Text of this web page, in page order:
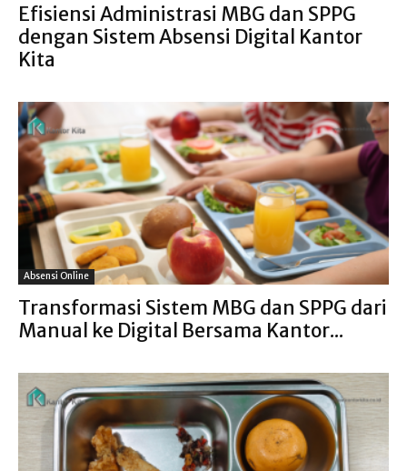
Efisiensi Administrasi MBG dan SPPG
dengan Sistem Absensi Digital Kantor
Kita
Absensi Online
Transformasi Sistem MBG dan SPPG dari
Manual ke Digital Bersama Kantor...